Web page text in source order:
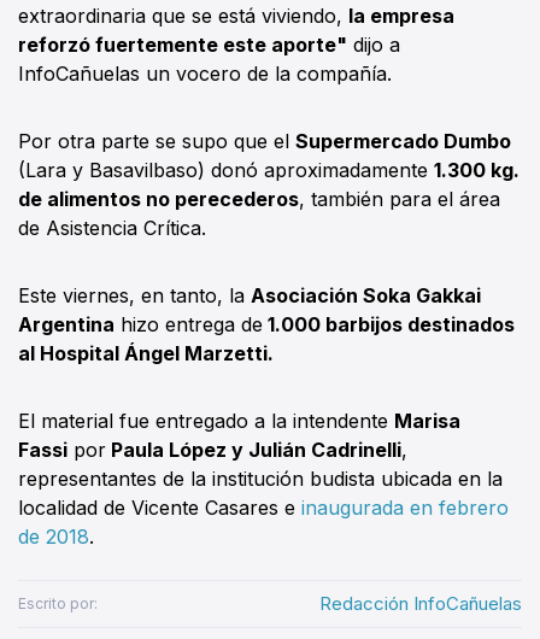
extraordinaria que se está viviendo, la empresa
reforzó fuertemente este aporte" dijo a
InfoCañuelas un vocero de la compañía.
Por otra parte se supo que el Supermercado Dumbo
(Lara y Basavilbaso) donó aproximadamente 1.300 kg.
de alimentos no perecederos, también para el área
de Asistencia Crítica.
Este viernes, en tanto, la Asociación Soka Gakkai
Argentina hizo entrega de 1.000 barbijos destinados
al Hospital Ángel Marzetti.
El material fue entregado a la intendente Marisa
Fassi por Paula López y Julián Cadrinelli,
representantes de la institución budista ubicada en la
localidad de Vicente Casares e inaugurada en febrero
de 2018.
Escrito por: Redacción InfoCañuelas